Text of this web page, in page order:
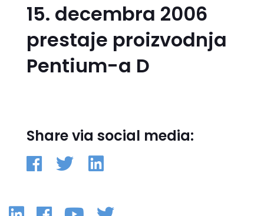
15. decembra 2006
prestaje proizvodnja
Pentium-a D
Share via social media: